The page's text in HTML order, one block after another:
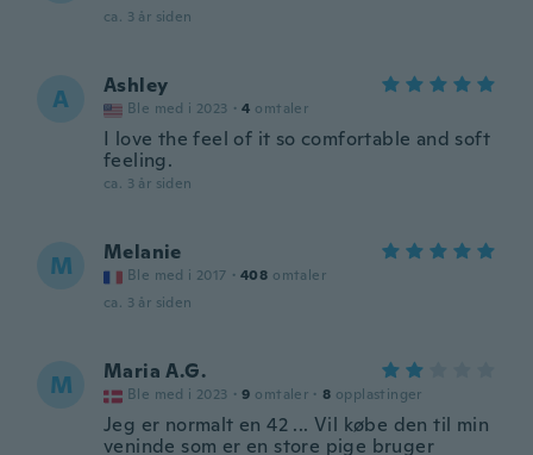
ca. 3 år siden
A Ashley
Ble med i 2023 · 4 omtaler
I love the feel of it so comfortable and soft
feeling.
ca. 3 år siden
M Melanie
Ble med i 2017 · 408 omtaler
ca. 3 år siden
M Maria A.G.
Ble med i 2023 · 9 omtaler · 8 opplastinger
Jeg er normalt en 42 ... Vil købe den til min
veninde som er en store pige bruger